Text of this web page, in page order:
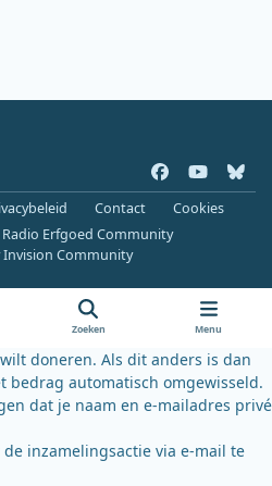
a
c
e
k
o
u
b
l
u
k
y
Contact
Cookies
Erfgoed Community
Invision Community
Zoeken Menu
doneren. Als dit anders is dan
bedrag automatisch omgewisseld.
dat je naam en e-mailadres privé
inzamelingsactie via e-mail te